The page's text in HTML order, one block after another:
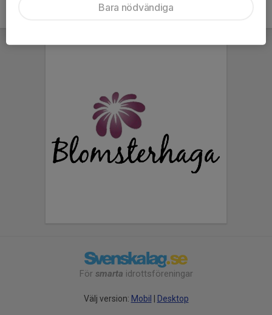
För smarta idrottsföreningar
Välj version: Mobil Desktop
Bara nödvändiga